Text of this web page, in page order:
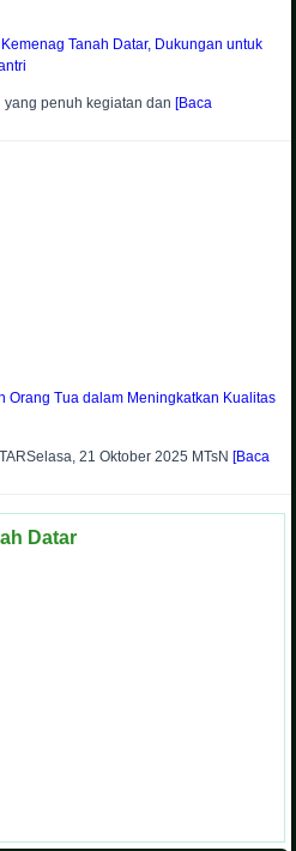
Tanah Datar, Dukungan untuk
yang penuh kegiatan dan[Baca
Orang Tua dalam Meningkatkan Kualitas
21 Oktober 2025 MTsN[Baca
Datar